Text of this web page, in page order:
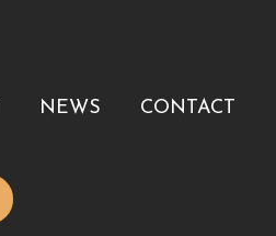
NEWS CONTACT